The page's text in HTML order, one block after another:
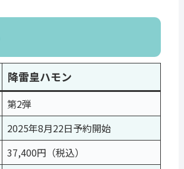
降雷皇ハモン
第2弾
2025年8月22日予約開始
37,400円（税込）